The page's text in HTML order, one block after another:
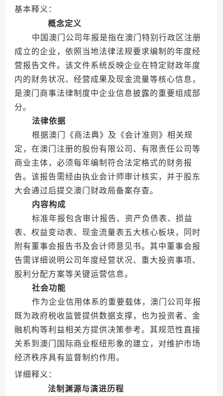
基本释义：
概念定义
中国澳门公司年报是指在澳门特别行政区注册
成立的企业，依照当地法律法规要求编制的年度经
营报告文件。该文件系统反映企业在特定财政年度
内的财务状况、经营成果及现金流量等核心信息，
是澳门商事法律制度中企业信息披露的重要组成部
分。
法律依据
根据澳门《商法典》及《会计准则》相关规
定，在澳门注册的股份有限公司、有限责任公司等
商业主体，必须每年编制符合法定格式的财务报
告。该报告需经由执业会计师审计核实，并于股东
大会通过后提交澳门财政局备案存查。
内容构成
标准年报包含审计报告、资产负债表、损益
表、权益变动表、现金流量表五大核心板块，同时
附有董事会报告书及会计师意见书。其中董事会报
告需详细说明公司年度经营状况、重大投资事项、
股利分配方案等关键运营信息。
社会功能
作为企业信用体系的重要载体，澳门公司年报
既为政府税收监管提供数据支撑，也为投资者、金
融机构等利益相关方提供决策参考。其规范性直接
关系到澳门国际商业枢纽形象的建立，对维护市场
经济秩序具有监督制约作用。
详细释义：
法制渊源与演进历程